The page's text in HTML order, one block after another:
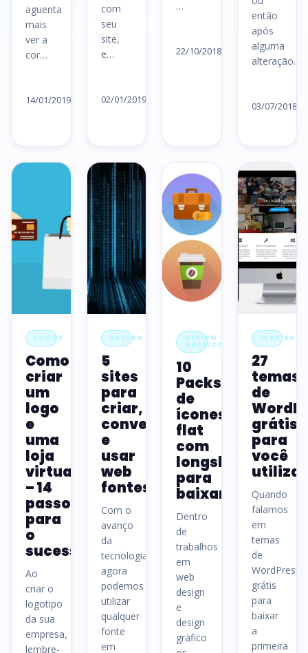
aguenta
mais
ver a
cor…
14/01/2019
com
seu
site,
e…
02/01/2019
…
22/10/2018
então
após
alguma
alteração…
03/07/2018
LOGOS
Como
criar
um
logo
e
uma
loja
virtual
– 14
passos
para
o
sucesso
Ao
criar o
logotipo
da sua
empresa,
lembre-
ARTIGO
5
sites
para
criar,
converter
e
usar
web
fontes
Com o
avanço
da
tecnologia
agora
podemos
utilizar
qualquer
fonte
em
DESIGN
GRÁFICO
10
Packs
de
ícones
flat
com
longshadow
para
baixar
Dentro
de
trabalhos
em
web
design
e
design
gráfico
27
temas
de
grátis
para
você
utilizar
Quando
falamos
em
temas
de
WordPress
grátis
para
baixar
a
primeira